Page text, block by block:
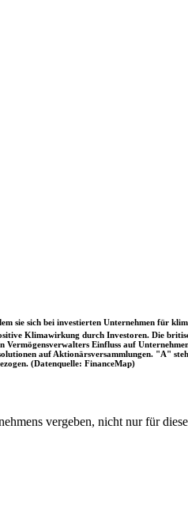
sie sich bei investierten Unternehmen für
Klimawirkung durch Investoren. Die
Einfluss auf
auf Aktionärsversammlungen. "A"
(Datenquelle: FinanceMap)
vergeben, nicht nur für